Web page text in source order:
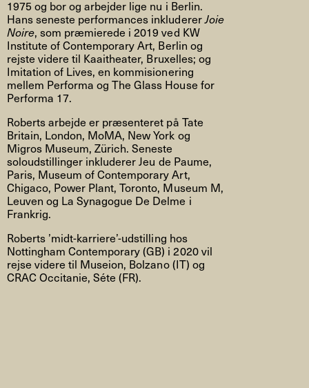
1975 og bor og arbejder lige nu i Berlin.
Hans seneste performances inkludererJoie
Noire, som præmierede i 2019 ved KW
Institute of Contemporary Art, Berlin og
rejste videre til Kaaitheater, Bruxelles; og
Imitation of Lives, en kommisionering
mellem Performa og The Glass House for
Performa 17.
Roberts arbejde er præsenteret på Tate
Britain, London, MoMA, New York og
Migros Museum, Zürich. Seneste
soloudstillinger inkluderer Jeu de Paume,
Paris, Museum of Contemporary Art,
Chigaco, Power Plant, Toronto, Museum M,
Leuven og La Synagogue De Delme i
Frankrig.
Roberts ’midt-karriere’-udstilling hos
Nottingham Contemporary (GB) i 2020 vil
rejse videre til Museion, Bolzano (IT) og
CRAC Occitanie, Séte (FR).